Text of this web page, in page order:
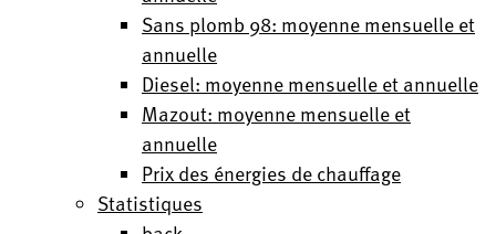
Sans plomb 98: moyenne mensuelle et
annuelle
Diesel: moyenne mensuelle et annuelle
Mazout: moyenne mensuelle et
annuelle
Prix des énergies de chauffage
Statistiques